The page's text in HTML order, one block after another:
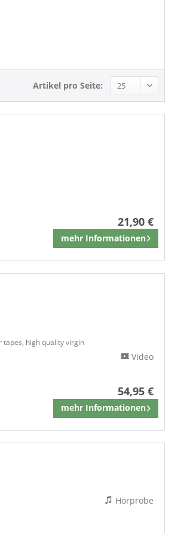
Artikel pro Seite:
21,90 €
mehr Informationen
Merken
tapes, high quality virgin
54,95 €
mehr Informationen
Merken
Video
Hörprobe